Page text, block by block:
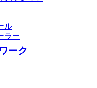
ル
ラー
ーク